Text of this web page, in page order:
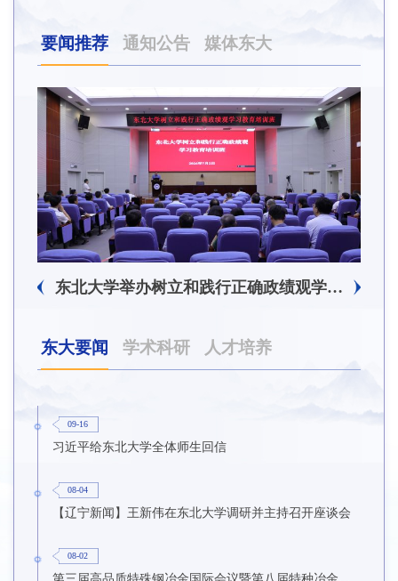
要闻推荐 通知公告 媒体东大
东北大学举办树立和践行正确政绩观学习教育培训班
东大要闻 学术科研 人才培养
09-16
习近平给东北大学全体师生回信
08-04
【辽宁新闻】王新伟在东北大学调研并主持召开座谈会
08-02